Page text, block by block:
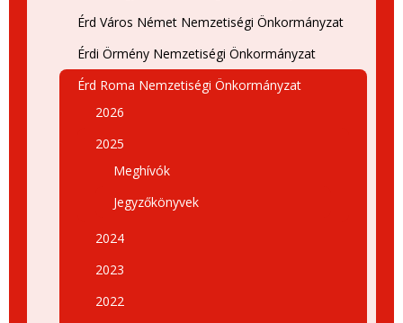
Érd Város Német Nemzetiségi Önkormányzat
Érdi Örmény Nemzetiségi Önkormányzat
Érd Roma Nemzetiségi Önkormányzat
2026
2025
Meghívók
Jegyzőkönyvek
2024
2023
2022